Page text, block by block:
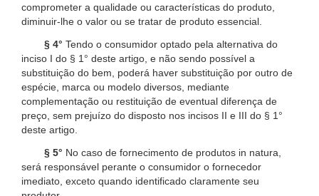
comprometer a qualidade ou características do produto,
diminuir-lhe o valor ou se tratar de produto essencial.
§ 4° Tendo o consumidor optado pela alternativa do
inciso I do § 1° deste artigo, e não sendo possível a
substituição do bem, poderá haver substituição por outro de
espécie, marca ou modelo diversos, mediante
complementação ou restituição de eventual diferença de
preço, sem prejuízo do disposto nos incisos II e III do § 1°
deste artigo.
§ 5° No caso de fornecimento de produtos in natura,
será responsável perante o consumidor o fornecedor
imediato, exceto quando identificado claramente seu